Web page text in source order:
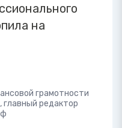
на
грамотности
редактор